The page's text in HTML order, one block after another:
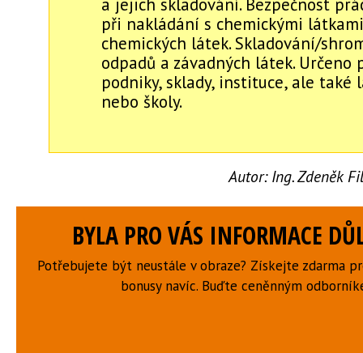
a jejich skladování. Bezpečnost
při nakládání s chemickými
chemických látek. Skladování/
odpadů a závadných látek. Určeno
podniky, sklady, instituce, ale také
nebo školy.
Autor: Ing. Zdeněk
BYLA PRO VÁS INFORMACE
Potřebujete být neustále v obraze? Získejte zdarma
bonusy navíc. Buďte ceněnným